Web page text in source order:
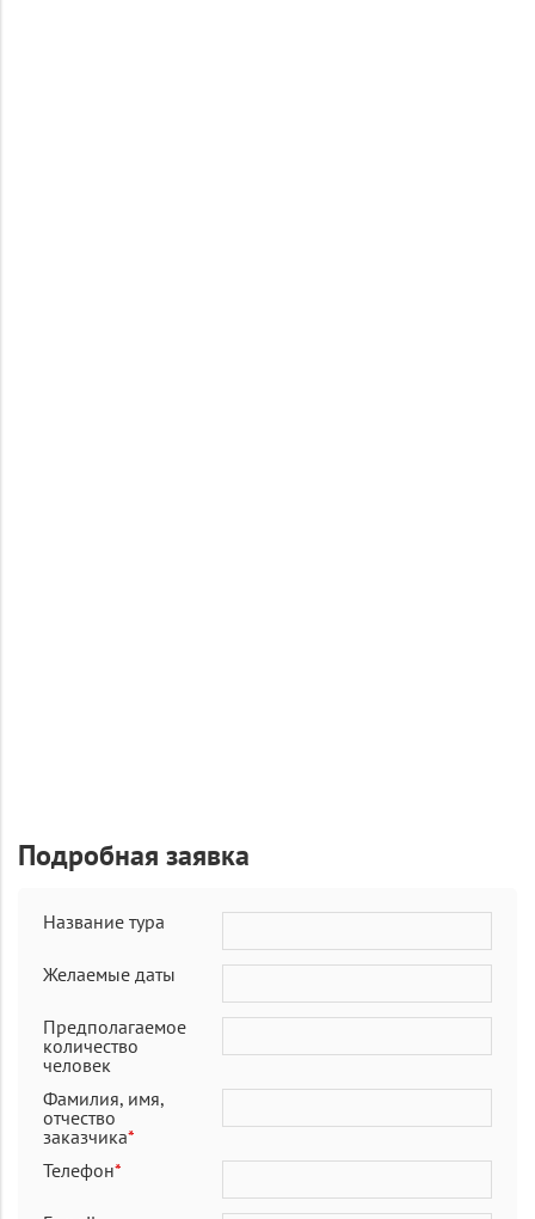
Подробная заявка
Название тура
Желаемые даты
Предполагаемое
количество
человек
Фамилия, имя,
отчество
заказчика*
Телефон*